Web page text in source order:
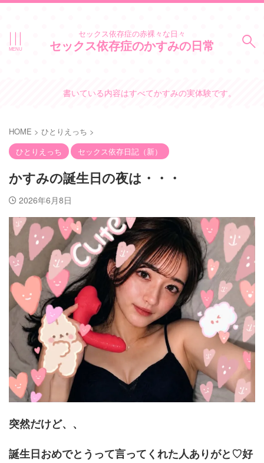
セックス依存症の赤裸々な日々
セックス依存症のかすみの日常
書いている内容はすべてかすみの実体験です。
HOME > ひとりえっち >
ひとりえっち
セックス依存日記（新）
かすみの誕生日の夜は・・・
2026年6月8日
突然だけど、、
誕生日おめでとうって言ってくれた人ありがと♡好